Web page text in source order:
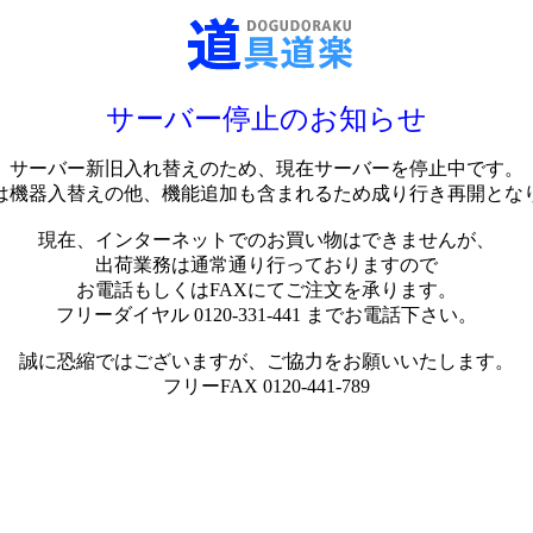
サーバー停止のお知らせ
サーバー新旧入れ替えのため、現在サーバーを停止中です。
機器入替えの他、機能追加も含まれるため成り行き再開とな
現在、インターネットでのお買い物はできませんが、
出荷業務は通常通り行っておりますので
お電話もしくはFAXにてご注文を承ります。
フリーダイヤル 0120-331-441 までお電話下さい。
誠に恐縮ではございますが、ご協力をお願いいたします。
フリーFAX 0120-441-789